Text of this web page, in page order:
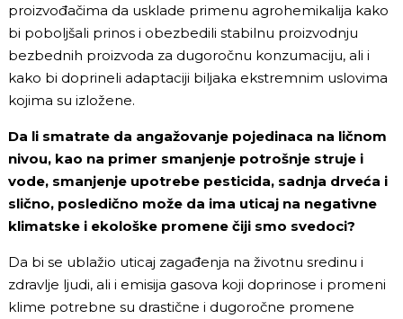
proizvođačima da usklade primenu agrohemikalija kako
bi poboljšali prinos i obezbedili stabilnu proizvodnju
bezbednih proizvoda za dugoročnu konzumaciju, ali i
kako bi doprineli adaptaciji biljaka ekstremnim uslovima
kojima su izložene.
Da li smatrate da angažovanje pojedinaca na ličnom
nivou, kao na primer smanjenje potrošnje struje i
vode, smanjenje upotrebe pesticida, sadnja drveća i
slično, posledično može da ima uticaj na negativne
klimatske i ekološke promene čiji smo svedoci?
Da bi se ublažio uticaj zagađenja na životnu sredinu i
zdravlje ljudi, ali i emisija gasova koji doprinose i promeni
klime potrebne su drastične i dugoročne promene